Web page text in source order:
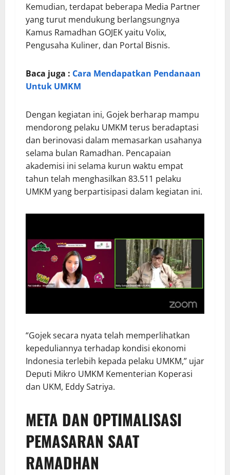
Kemudian, terdapat beberapa Media Partner
yang turut mendukung berlangsungnya
Kamus Ramadhan GOJEK yaitu Volix,
Pengusaha Kuliner, dan Portal Bisnis.
Baca juga : Cara Mendapatkan Pendanaan
Untuk UMKM
Dengan kegiatan ini, Gojek berharap mampu
mendorong pelaku UMKM terus beradaptasi
dan berinovasi dalam memasarkan usahanya
selama bulan Ramadhan. Pencapaian
akademisi ini selama kurun waktu empat
tahun telah menghasilkan 83.511 pelaku
UMKM yang berpartisipasi dalam kegiatan ini.
“Gojek secara nyata telah memperlihatkan
kepeduliannya terhadap kondisi ekonomi
Indonesia terlebih kepada pelaku UMKM,” ujar
Deputi Mikro UMKM Kementerian Koperasi
dan UKM, Eddy Satriya.
META DAN OPTIMALISASI
PEMASARAN SAAT
RAMADHAN